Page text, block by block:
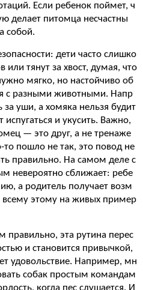
Если ребенок поймет, ч
делает питомца несчастны
собой.
дети часто слишко
тянут за хвост, думая, что
мягко, но настойчиво об
с разными животными. Напр
уши, а хомяка нельзя будит
и укусить. Важно,
— это друг, а не тренаже
то пошло не так, это повод не
правильно. На самом деле с
невероятно сближает: ребе
а родитель получает возм
всему этому на живых пример
правильно, эта рутина перес
и становится привычкой,
удовольствие. Например, мн
собак простым командам
когда пес слушается. И